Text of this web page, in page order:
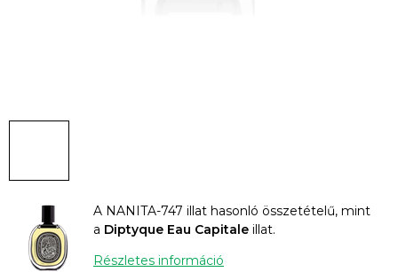
A NANITA-747 illat hasonló összetételű, mint
a Diptyque Eau Capitale illat.
Részletes információ